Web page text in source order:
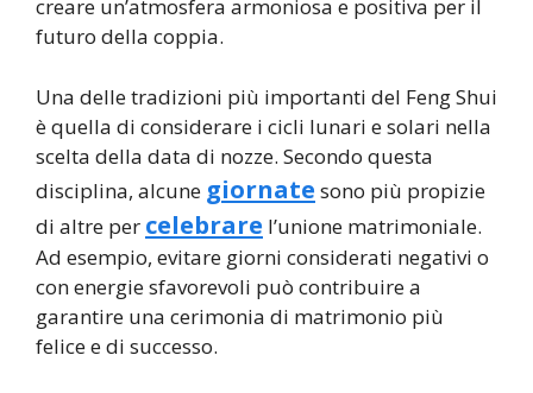
creare un’atmosfera armoniosa e positiva per il
futuro della coppia.
Una delle tradizioni più importanti del Feng Shui
è quella di considerare i cicli lunari e solari nella
scelta della data di nozze. Secondo questa
disciplina, alcune giornate sono più propizie
di altre per celebrare l’unione matrimoniale.
Ad esempio, evitare giorni considerati negativi o
con energie sfavorevoli può contribuire a
garantire una cerimonia di matrimonio più
felice e di successo.